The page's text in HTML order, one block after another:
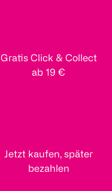
Gratis Click & Collect
ab 19 €
Jetzt kaufen, später
bezahlen